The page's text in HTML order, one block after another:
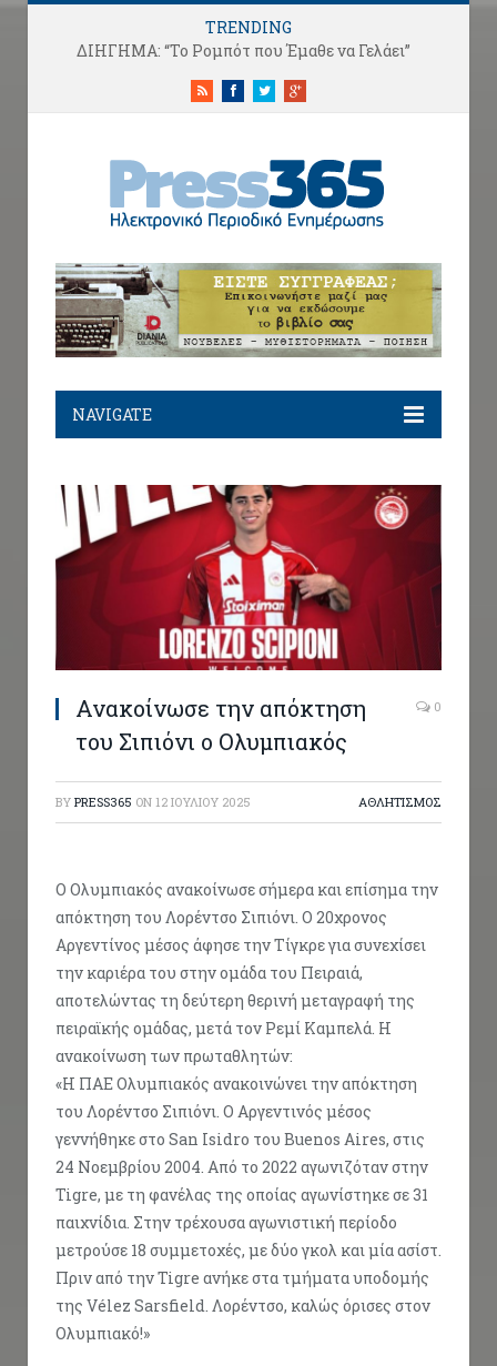
TRENDING
ΔΙΗΓΗΜΑ: “Το Ρομπότ που Έμαθε να Γελάει”
RSS FacebookTwitterGoogle+
NAVIGATE
Ανακοίνωσε την απόκτηση
του Σιπιόνι ο Ολυμπιακός
0
BY PRESS365 ON 12 ΙΟΥΛΊΟΥ 2025 ΑΘΛΗΤΙΣΜΟΣ
Ο Ολυμπιακός ανακοίνωσε σήμερα και επίσημα την
απόκτηση του Λορέντσο Σιπιόνι. Ο 20χρονος
Αργεντίνος μέσος άφησε την Τίγκρε για συνεχίσει
την καριέρα του στην ομάδα του Πειραιά,
αποτελώντας τη δεύτερη θερινή μεταγραφή της
πειραϊκής ομάδας, μετά τον Ρεμί Καμπελά. Η
ανακοίνωση των πρωταθλητών:
«Η ΠΑΕ Ολυμπιακός ανακοινώνει την απόκτηση
του Λορέντσο Σιπιόνι. Ο Αργεντινός μέσος
γεννήθηκε στo San Isidro του Buenos Aires, στις
24 Νοεμβρίου 2004. Από το 2022 αγωνιζόταν στην
Tigre, με τη φανέλας της οποίας αγωνίστηκε σε 31
παιχνίδια. Στην τρέχουσα αγωνιστική περίοδο
μετρούσε 18 συμμετοχές, με δύο γκολ και μία ασίστ.
Πριν από την Tigre ανήκε στα τμήματα υποδομής
της Vélez Sarsfield. Λορέντσο, καλώς όρισες στον
Ολυμπιακό!»